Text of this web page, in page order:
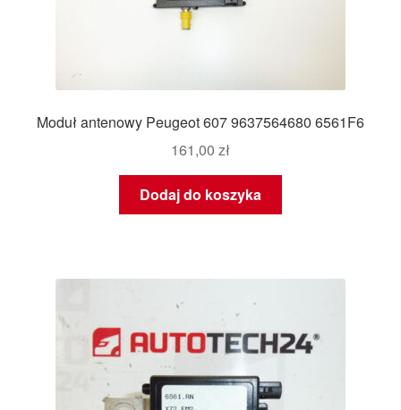
Moduł antenowy Peugeot 607 9637564680 6561F6
161,00 zł
Dodaj do koszyka